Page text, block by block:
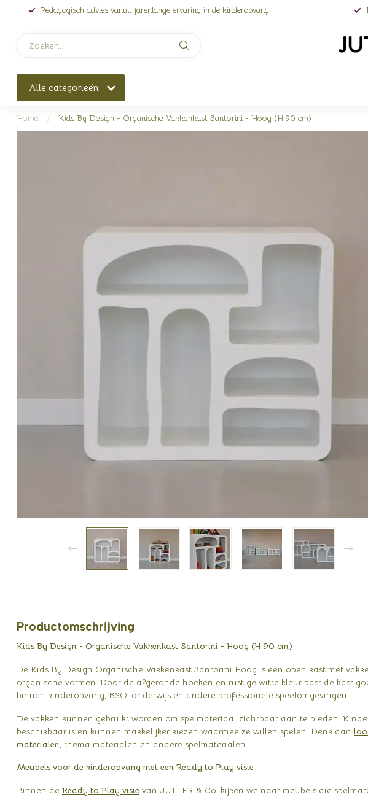
Pedagogisch advies vanuit jarenlange ervaring in de kinderopvang
Alle categorieën
Home / Kids By Design - Organische Vakkenkast Santorini - Hoog (H 90 cm)
Productomschrijving
Kids By Design - Organische Vakkenkast Santorini - Hoog (H 90 cm)
De Kids By Design Organische Vakkenkast Santorini Hoog is een open kast met
organische vormen. Door de afgeronde hoeken en rustige witte kleur past de kast
binnen kinderopvang, BSO, onderwijs en andere professionele speelomgevingen.
De vakken kunnen gebruikt worden om spelmateriaal zichtbaar aan te bieden.
beschikbaar is en kunnen makkelijker kiezen waarmee ze willen spelen. Denk aan
materialen , thema materialen en andere spelmaterialen.
Meubels voor de kinderopvang met een Ready to Play visie
Binnen de Ready to Play visie van JUTTER & Co. kijken we naar meubels die